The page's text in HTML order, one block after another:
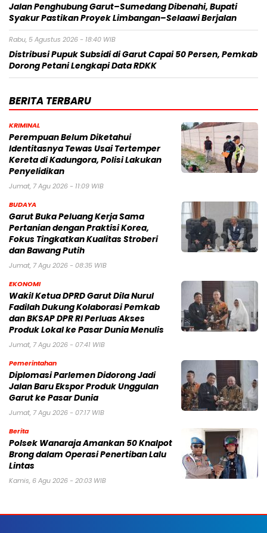
Jalan Penghubung Garut–Sumedang Dibenahi, Bupati
Syakur Pastikan Proyek Limbangan–Selaawi Berjalan
Rabu, 5 Agustus 2026 - 18:40 WIB
Distribusi Pupuk Subsidi di Garut Capai 50 Persen, Pemkab
Dorong Petani Lengkapi Data RDKK
BERITA TERBARU
KRIMINAL
Perempuan Belum Diketahui
Identitasnya Tewas Usai Tertemper
Kereta di Kadungora, Polisi Lakukan
Penyelidikan
Jumat, 7 Agu 2026 - 11:09 WIB
BUDAYA
Garut Buka Peluang Kerja Sama
Pertanian dengan Praktisi Korea,
Fokus Tingkatkan Kualitas Stroberi
dan Bawang Putih
Jumat, 7 Agu 2026 - 08:35 WIB
EKONOMI
Wakil Ketua DPRD Garut Dila Nurul
Fadilah Dukung Kolaborasi Pemkab
dan BKSAP DPR RI Perluas Akses
Produk Lokal ke Pasar Dunia Menulis
Jumat, 7 Agu 2026 - 07:41 WIB
Pemerintahan
Diplomasi Parlemen Didorong Jadi
Jalan Baru Ekspor Produk Unggulan
Garut ke Pasar Dunia
Jumat, 7 Agu 2026 - 07:17 WIB
Berita
Polsek Wanaraja Amankan 50 Knalpot
Brong dalam Operasi Penertiban Lalu
Lintas
Kamis, 6 Agu 2026 - 20:03 WIB